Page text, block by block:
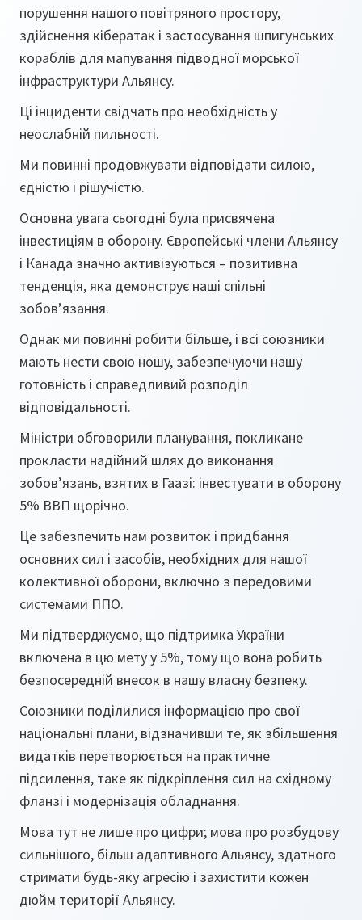
порушення нашого повітряного простору,
здійснення кібератак і застосування шпигунських
кораблів для мапування підводної морської
інфраструктури Альянсу.
Ці інциденти свідчать про необхідність у
неослабній пильності.
Ми повинні продовжувати відповідати силою,
єдністю і рішучістю.
Основна увага сьогодні була присвячена
інвестиціям в оборону. Європейські члени Альянсу
і Канада значно активізуються – позитивна
тенденція, яка демонструє наші спільні
зобов’язання.
Однак ми повинні робити більше, і всі союзники
мають нести свою ношу, забезпечуючи нашу
готовність і справедливий розподіл
відповідальності.
Міністри обговорили планування, покликане
прокласти надійний шлях до виконання
зобов’язань, взятих в Гаазі: інвестувати в оборону
5% ВВП щорічно.
Це забезпечить нам розвиток і придбання
основних сил і засобів, необхідних для нашої
колективної оборони, включно з передовими
системами ППО.
Ми підтверджуємо, що підтримка України
включена в цю мету у 5%, тому що вона робить
безпосередній внесок в нашу власну безпеку.
Союзники поділилися інформацією про свої
національні плани, відзначивши те, як збільшення
видатків перетворюється на практичне
підсилення, таке як підкріплення сил на східному
фланзі і модернізація обладнання.
Мова тут не лише про цифри; мова про розбудову
сильнішого, більш адаптивного Альянсу, здатного
стримати будь-яку агресію і захистити кожен
дюйм території Альянсу.